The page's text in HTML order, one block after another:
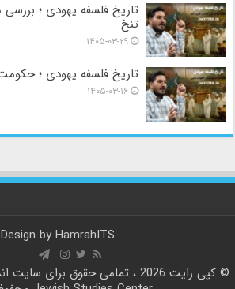
تاریخ فلسفه یهودی ؛
تنخ
۱۴۰۵-۰۳-۲۹
تاریخ فلسفه یهودی ؛
۱۴۰۵-۰۳-۱۶
Design by HamrahITS
© کپی رایت 2026 ، تمامی حقوق برای سایت